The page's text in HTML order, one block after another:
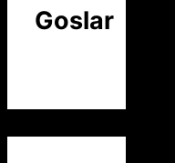
Goslar